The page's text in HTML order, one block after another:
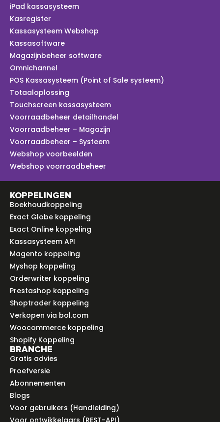
iPad kassasysteem
Kasregister
Kassasysteem Webshop
Kassasoftware
Magazijnbeheer software
Omnichannel
POS Kassasysteem (Point of Sale systeem)
Totaaloplossing
Touchscreen kassasysteem
Voorraadbeheer detailhandel
Voorraadbeheer – Magazijn
Voorraadbeheer – Systeem
Webshop voorbeelden
Webshop voorraadbeheer
KOPPELINGEN
Boekhoudkoppeling
Exact Globe koppeling
Exact Online koppeling
Kassasysteem API
Magento koppeling
Myshop koppeling
Orderwriter koppeling
Prestashop koppeling
Shoptrader koppeling
Verkopen via bol.com
Woocommerce koppeling
Shopify Koppeling
BRANCHE
Gratis advies
Proefversie
Abonnementen
Blogs
Voor gebruikers (Handleiding)
Voor ontwikkelaars (REST-API)